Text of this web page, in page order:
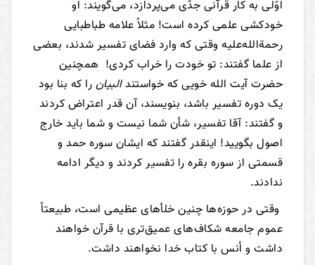
اوّلی به کار قرآنی جدّی می‌پردازد، می‌گویند: او
خودکشی علمی کرده است! مثلاً علامه طباطبایی
رحمة‌الله‌علیه وقتی که وارد فضای تفسیر شدند، بعضی
از علما گفتند: تو خودت را خراب کردی! همچنین
حضرت آیت الله خویی که خواستندالبیان را که بنا بود
یک دوره تفسیر باشد، بنویسند، آن قدر اعتراض کردند
و گفتند: آقا تفسیر، شأن شما نیست و شما باید خارج
اصول بگویید! اینقدر گفتند که ایشان سوره حمد و
قسمتی از سوره بقره را تفسیر کردند و دیگر ادامه
ندادند.
وقتی در حوزه‌ها چنین خلأهای عظیمی است، طبیعتاً
عموم جامعه شکاف‌های عمیق‌تری با قرآن خواهند
داشت و اُنس با کتاب خدا نخواهند داشت.